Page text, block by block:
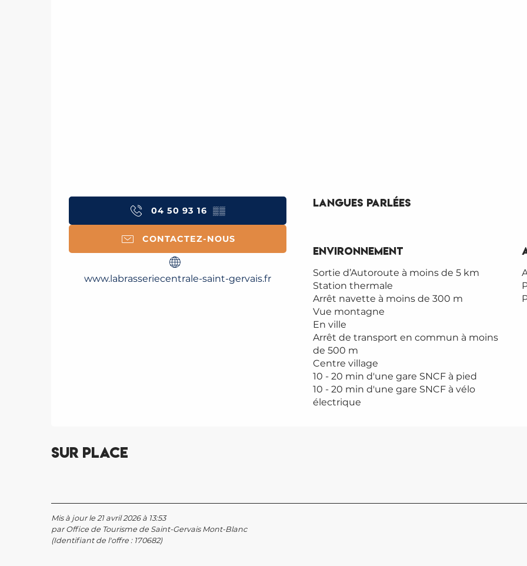
04 50 93 16 ▒▒
CONTACTEZ-NOUS
www.labrasseriecentrale-saint-gervais.fr
Langues parlées
Langues parlées
Environnement
Environnement
Sortie d’Autoroute à moins de 5 km
Station thermale
Arrêt navette à moins de 300 m
Vue montagne
En ville
Arrêt de transport en commun à moins
de 500 m
Centre village
10 - 20 min d'une gare SNCF à pied
10 - 20 min d'une gare SNCF à vélo
électrique
Sur place
Saint-
Mis à jour le 21 avril 2026 à 13:53
par Office de Tourisme de Saint-Gervais Mont-Blanc
(Identifiant de l'offre : 170682)